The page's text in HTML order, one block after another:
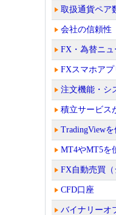
取扱通貨ペア
会社の信頼性
FX・為替ニュ
FXスマホアプ
注文機能・シ
積立サービス
TradingView
MT4やMT5を
FX自動売買
CFD口座
バイナリーオ